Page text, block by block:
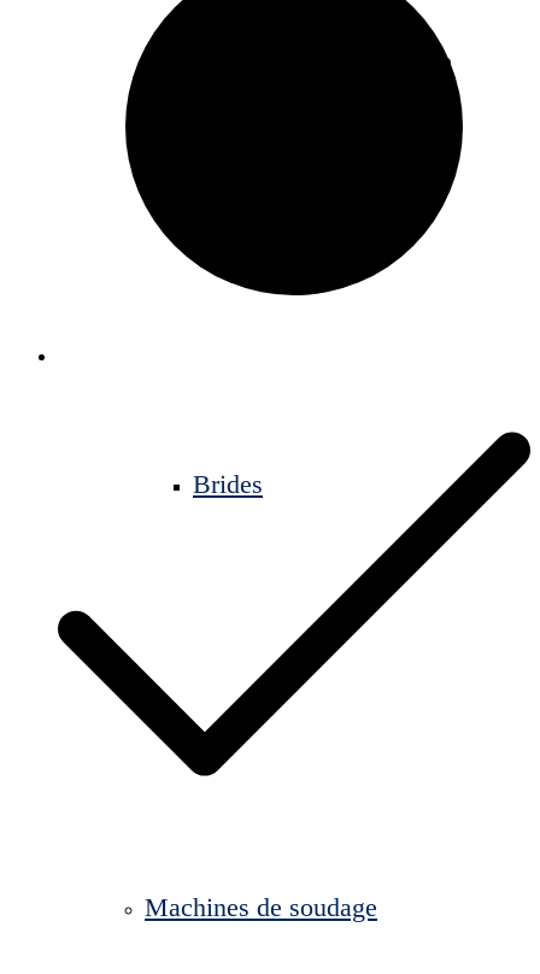
Robinetterie Industrielle
Brides
Machines de soudage